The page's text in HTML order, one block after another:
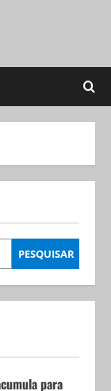
PESQUISAR
para